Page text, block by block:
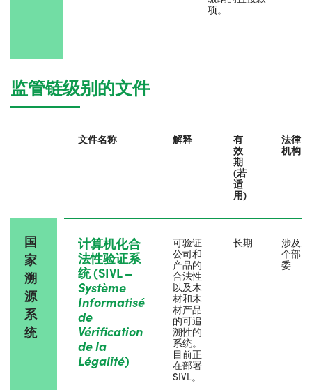
项。
监管链级别的文件
文件名称 解释
有
效
期
(若
适
用)
法律
机构
国
家
溯
源
系
统
计算机化合
法性验证系
统 (SIVL –
Système
Informatisé
de
Vérification
de la
Légalité)
可验证
公司和
产品的
合法性
以及木
材和木
材产品
的可追
溯性的
系统。
目前正
在部署
SIVL。
长期
涉及多
个部
委